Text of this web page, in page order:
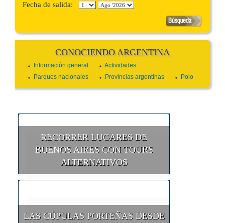
Fecha de salida:
CONOCIENDO ARGENTINA
Información general
Actividades
Parques nacionales
Provincias argentinas Polo
RECORRER LUGARES DE
BUENOS AIRES CON TOURS
ALTERNATIVOS
LAS CÚPULAS PORTEÑAS DESDE